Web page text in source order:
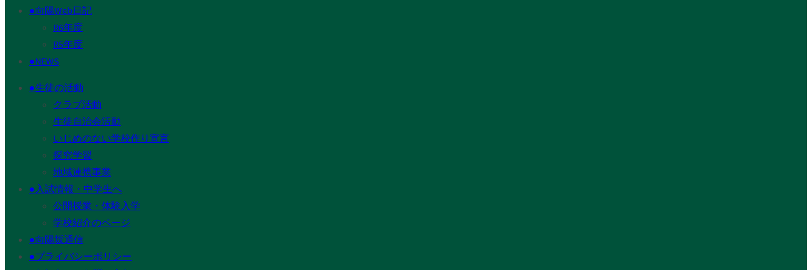
●向陽Web日記
R6年度
R5年度
●NEWS
●生徒の活動
クラブ活動
生徒自治会活動
いじめのない学校作り宣言
探究学習
地域連携事業
●入試情報・中学生へ
公開授業・体験入学
学校紹介のページ
●向陽坂通信
●プライバシーポリシー